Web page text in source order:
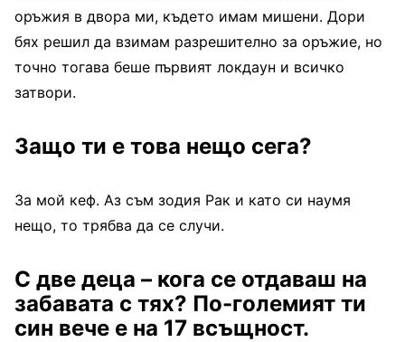
оръжия в двора ми, където имам мишени. Дори
бях решил да взимам разрешително за оръжие, но
точно тогава беше първият локдаун и всичко
затвори.
Защо ти е това нещо сега?
За мой кеф. Аз съм зодия Рак и като си наумя
нещо, то трябва да се случи.
С две деца – кога се отдаваш на
забавата с тях? По-големият ти
син вече е на 17 всъщност.